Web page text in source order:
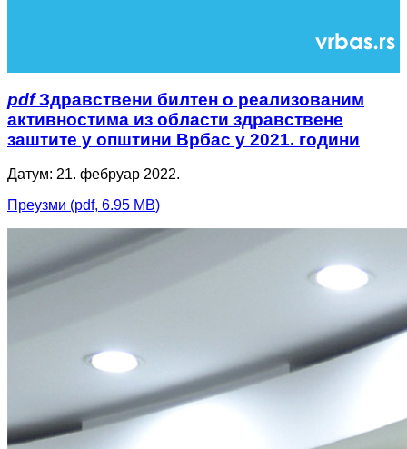
pdf Здравствени билтен о реализованим
активностима из области здравствене
заштите у општини Врбас у 2021. години
Датум: 21. фебруар 2022.
Преузми (pdf, 6.95 MB)